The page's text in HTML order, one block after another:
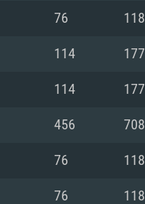
는 AMD
언트)
는 Mac 버전
언트)
신 그래픽 드라
드라이버를
지원 해상도
76 118
114 177
114 177
456 708
76 118
76 118